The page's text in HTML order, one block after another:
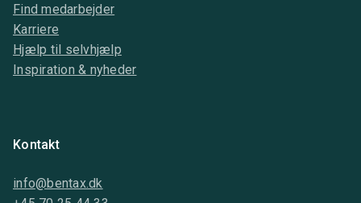
Find medarbejder
Karriere
Hjælp til selvhjælp
Inspiration & nyheder
Kontakt
info@bentax.dk